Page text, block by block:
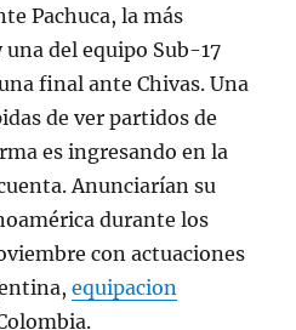
Pachuca, la más
del equipo Sub-17
final ante Chivas. Una
de ver partidos de
es ingresando en la
Anunciarían su
durante los
con actuaciones
equipacion